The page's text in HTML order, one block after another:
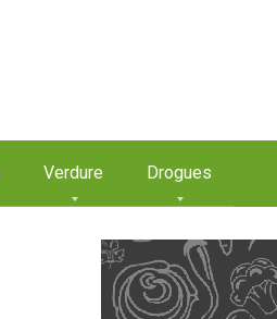
Verdure Drogues